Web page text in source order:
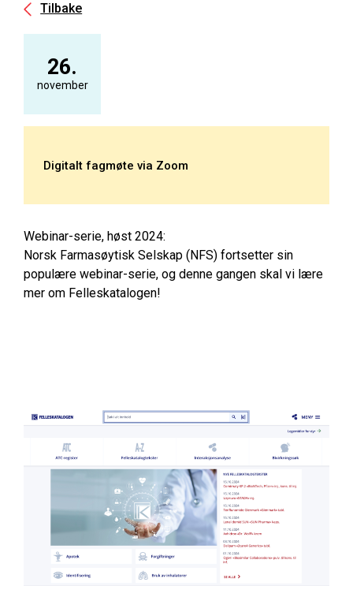
Tilbake
26.
november
Digitalt fagmøte via Zoom
Webinar-serie, høst 2024:
Norsk Farmasøytisk Selskap (NFS) fortsetter sin
populære webinar-serie, og denne gangen skal vi lære
mer om Felleskatalogen!